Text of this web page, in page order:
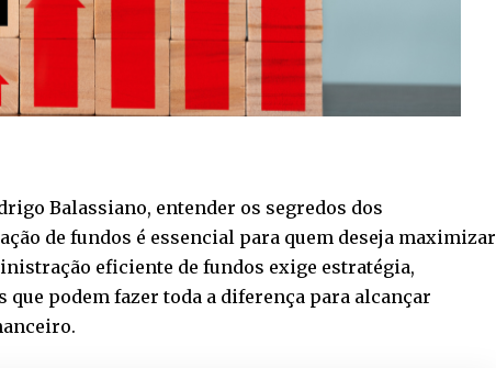
Balassiano, entender os segredos dos
de fundos é essencial para quem deseja maximizar
eficiente de fundos exige estratégia,
podem fazer toda a diferença para alcançar